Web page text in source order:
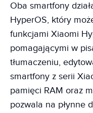
Oba smartfony
HyperOS, który
funkcjami Xiaomi
pomagającymi w
tłumaczeniu,
smartfony z serii
pamięci RAM oraz
pozwala na płynne